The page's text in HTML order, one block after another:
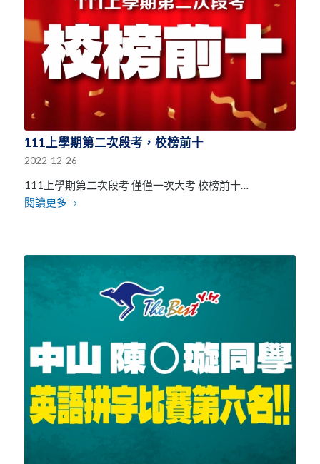
111上學期第二次段考，校榜前十
2022-12-26
111上學期第二次段考 僅僅一次大考 校榜前十…
閱讀更多